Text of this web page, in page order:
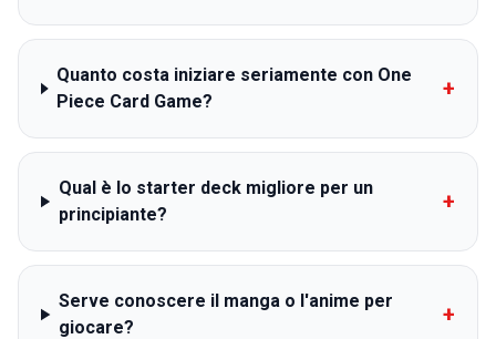
Quanto costa iniziare seriamente con One
Piece Card Game?
+
Qual è lo starter deck migliore per un
principiante?
+
Serve conoscere il manga o l'anime per
giocare?
+